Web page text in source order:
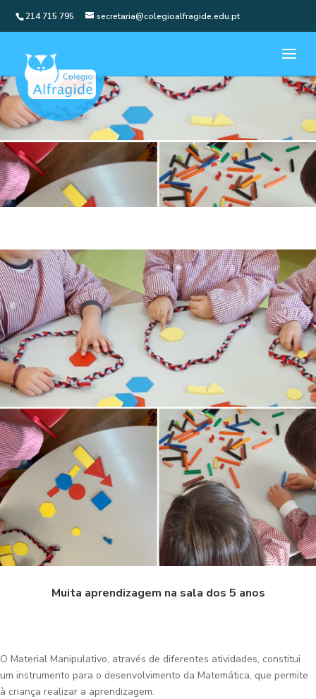
214 715 795 secretaria@colegioalfragide.edu.pt
Muita aprendizagem na sala dos 5 anos
O Material Manipulativo, através de diferentes atividades, constitui
um instrumento para o desenvolvimento da Matemática, que permite
à criança realizar a aprendizagem.